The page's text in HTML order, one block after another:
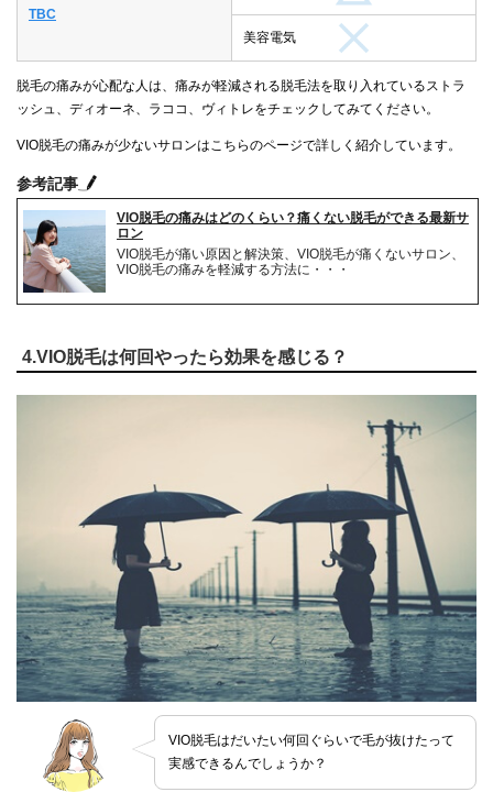
TBC
美容電気
脱毛の痛みが心配な人は、痛みが軽減される脱毛法を取り入れているストラ
ッシュ、ディオーネ、ラココ、ヴィトレをチェックしてみてください。
VIO脱毛の痛みが少ないサロンはこちらのページで詳しく紹介しています。
参考記事
VIO脱毛の痛みはどのくらい？痛くない脱毛ができる最新サ
ロン
VIO脱毛が痛い原因と解決策、VIO脱毛が痛くないサロン、
VIO脱毛の痛みを軽減する方法に・・・
4.VIO脱毛は何回やったら効果を感じる？
VIO脱毛はだいたい何回ぐらいで毛が抜けたって
実感できるんでしょうか？